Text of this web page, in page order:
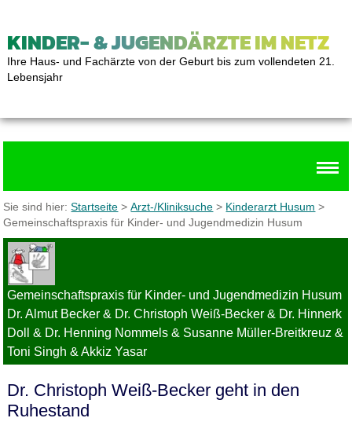
KINDER- & JUGENDÄRZTE IM NETZ
Ihre Haus- und Fachärzte von der Geburt bis zum vollendeten 21.
Lebensjahr
Sie sind hier:Startseite >Arzt-/Kliniksuche > Kinderarzt Husum >
Gemeinschaftspraxis für Kinder- und Jugendmedizin Husum
Gemeinschaftspraxis für Kinder- und Jugendmedizin Husum
Dr. Almut Becker & Dr. Christoph Weiß-Becker & Dr. Hinnerk
Doll & Dr. Henning Nommels & Susanne Müller-Breitkreuz &
Toni Singh & Akkiz Yasar
Dr. Christoph Weiß-Becker geht in den
Ruhestand